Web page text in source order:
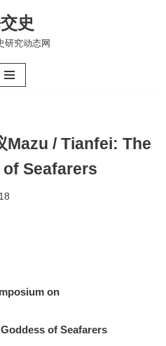
史
研究动态网
Mazu / Tianfei: The
Seafarers
on
of Seafarers